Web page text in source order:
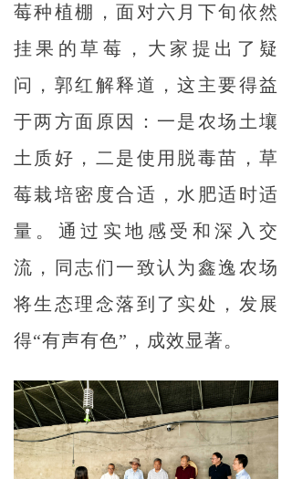
莓种植棚，面对六月下旬依然
挂果的草莓，大家提出了疑
问，郭红解释道，这主要得益
于两方面原因：一是农场土壤
土质好，二是使用脱毒苗，草
莓栽培密度合适，水肥适时适
量。通过实地感受和深入交
流，同志们一致认为鑫逸农场
将生态理念落到了实处，发展
得“有声有色”，成效显著。